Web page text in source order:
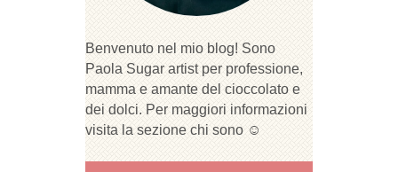
Benvenuto nel mio blog! Sono
Paola Sugar artist per professione,
mamma e amante del cioccolato e
dei dolci. Per maggiori informazioni
visita la sezione chi sono ☺